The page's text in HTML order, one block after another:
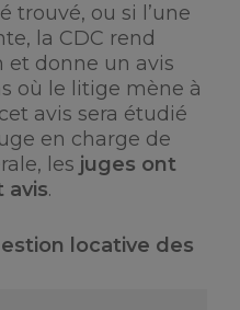
trouvé, ou si l’une
la CDC rend
et donne un avis
où le litige mène à
avis sera étudié
en charge de
les juges ont
avis.
locative des